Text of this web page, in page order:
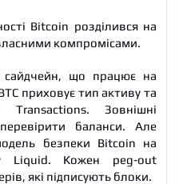
Bitcoin розділився на
компромісами.
що працює на
приховує тип активу та
Зовнішні
баланси. Але
безпеки Bitcoin на
Liquid. Кожен peg-out
які підписують блоки.